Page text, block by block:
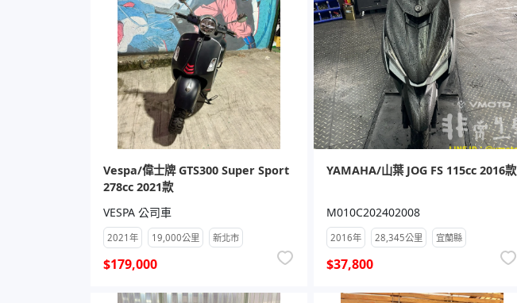
Vespa/偉士牌 GTS300 Super Sport
278cc 2021款
VESPA 公司車
2021年 19,000公里 新北市
$179,000
YAMAHA/山葉 JOG FS 115cc 2016款
M010C202402008
2016年 28,345公里 宜蘭縣
$37,800